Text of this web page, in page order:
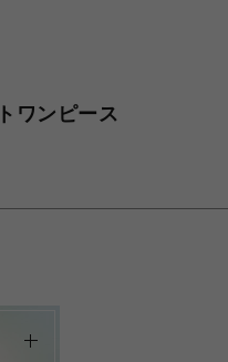
ワンピース